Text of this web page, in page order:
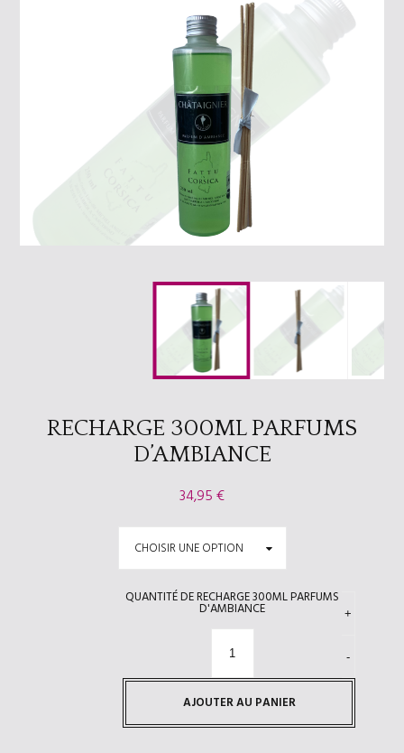
RECHARGE 300ML PARFUMS
D’AMBIANCE
34,95€
QUANTITÉ DE RECHARGE 300ML PARFUMS
D'AMBIANCE
AJOUTER AU PANIER